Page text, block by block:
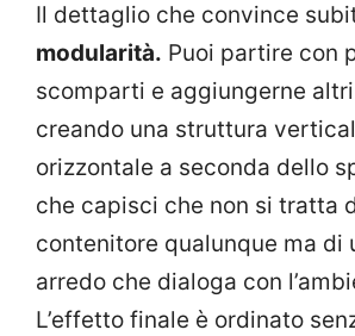
Il dettaglio che convince
modularità. Puoi partire con
scomparti e aggiungerne
creando una struttura
orizzontale a seconda dello
che capisci che non si tratta
contenitore qualunque ma di
arredo che dialoga con
L’effetto finale è ordinato